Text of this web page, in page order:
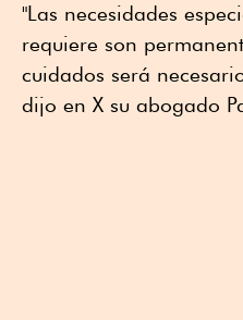
"Las necesidades
requiere son
cuidados será
dijo en X su abogado